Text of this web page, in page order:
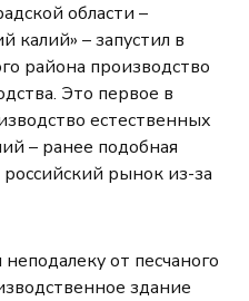
области –
калий» – запустил в
района производство
Это первое в
естественных
– ранее подобная
российский рынок из-за
от песчаного
здание